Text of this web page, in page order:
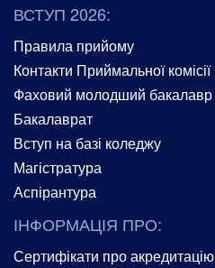
ВСТУП 2026:
Правила прийому
Контакти Приймальної комісії
Фаховий молодший бакалавр
Бакалаврат
Вступ на базі коледжу
Магістратура
Аспірантура
ІНФОРМАЦІЯ ПРО:
Сертифікати про акредитацію